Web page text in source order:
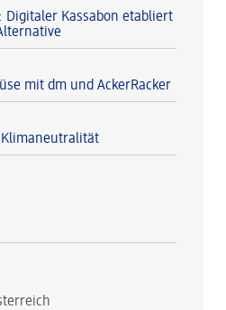
Digitaler Kassabon etabliert
mit dm und AckerRacker